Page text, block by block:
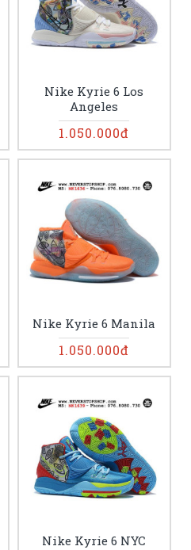
Nike Kyrie 6 Los
Angeles
1.050.000đ
Nike Kyrie 6 Manila
1.050.000đ
Nike Kyrie 6 NYC